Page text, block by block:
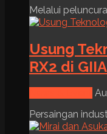
Melalui
Usung
RX2 di
Persaingan